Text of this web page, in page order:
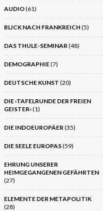
AUDIO(61)
BLICK NACH FRANKREICH (5)
DAS THULE-SEMINAR(48)
DEMOGRAPHIE(7)
DEUTSCHE KUNST (20)
DIE ›TAFELRUNDE DER FREIEN
GEISTER‹(1)
DIE INDOEUROPÄER(35)
DIE SEELE EUROPAS(59)
EHRUNG UNSERER
HEIMGEGANGENEN GEFÄHRTEN
(27)
ELEMENTE DER METAPOLITIK
(28)